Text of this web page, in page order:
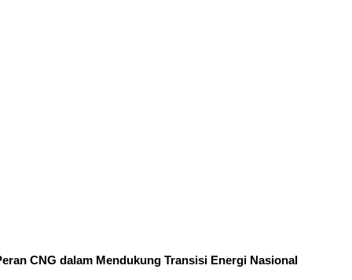
CNG dalam Mendukung Transisi Energi Nasional